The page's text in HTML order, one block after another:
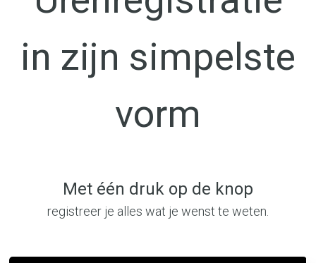
in zijn simpelste
vorm
Met één druk op de knop
registreer je alles wat je wenst te weten.